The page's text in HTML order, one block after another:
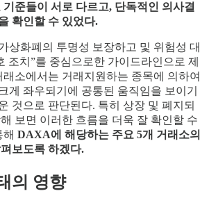
준들이 서로 다르고, 단독적인 의사결
확인할 수 있었다.
상화폐의 투명성 보장하고 및 위험성 대
조치”를 중심으로한 가이드라인으로 제
소에서는 거래지원하는 종목에 의하여
게 좌우되기에 공통된 움직임을 보이기
것으로 판단된다. 특히 상장 및 폐지되
보면 이러한 흐름을 더욱 잘 확인할 수
DAXA에 해당하는 주요 5개 거래소의
보도록 하겠다.
의 영향